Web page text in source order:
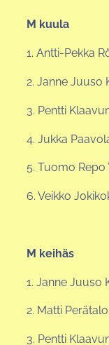
M kuula
1. Antti-Pekka
2. Janne Juuso
3. Pentti
4. Jukka
5. Tuomo Repo
6. Veikko
M keihäs
1. Janne Juuso
2. Matti
3. Pentti